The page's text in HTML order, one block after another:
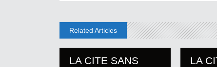
Related Articles
LA CITE SANS
LA